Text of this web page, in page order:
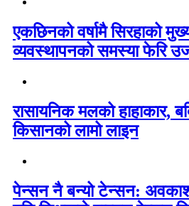
एकछिनको वर्षामै सिरहाको
व्यवस्थापनको समस्या फेरि
रासायनिक मलको हाहाकार,
किसानको लामो लाइन
पेन्सन नै बन्यो टेन्सन: